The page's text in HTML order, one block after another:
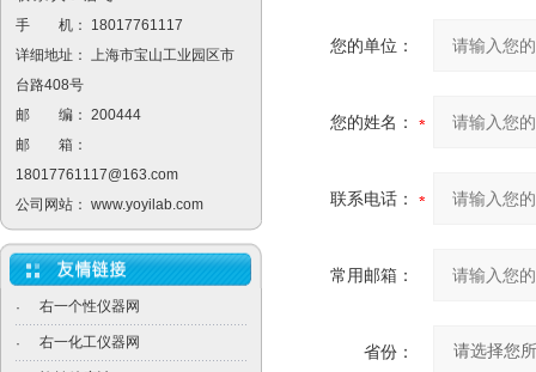
手 机： 18017761117
详细地址： 上海市宝山工业园区市
台路408号
邮 编： 200444
邮 箱：
18017761117@163.com
公司网站： www.yoyilab.com
· 右一个性仪器网
· 右一化工仪器网
您的单位：
您的姓名：
联系电话：
常用邮箱：
省份：